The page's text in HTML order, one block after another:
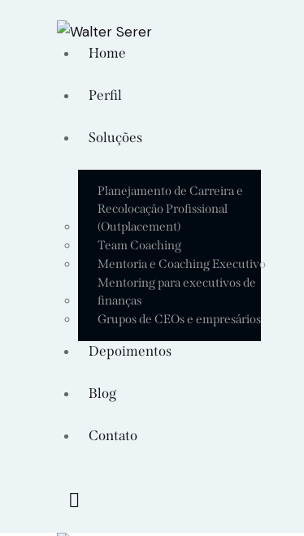
Home
Perfil
Soluções
Planejamento de Carreira e
Recolocação Profissional
(Outplacement)
Team Coaching
Mentoria e Coaching Executivo
Mentoring para executivos de
finanças
Grupos de CEOs e empresários
Depoimentos
Blog
Contato